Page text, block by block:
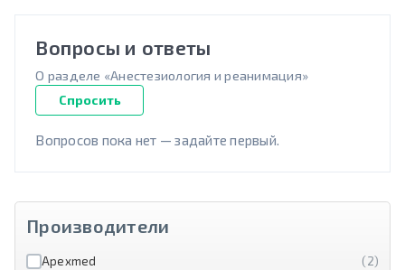
Производители
Apexmed
(2)
Вопросы и ответы
О разделе «Анестезиология и реанимация»
Спросить
Вопросов пока нет — задайте первый.